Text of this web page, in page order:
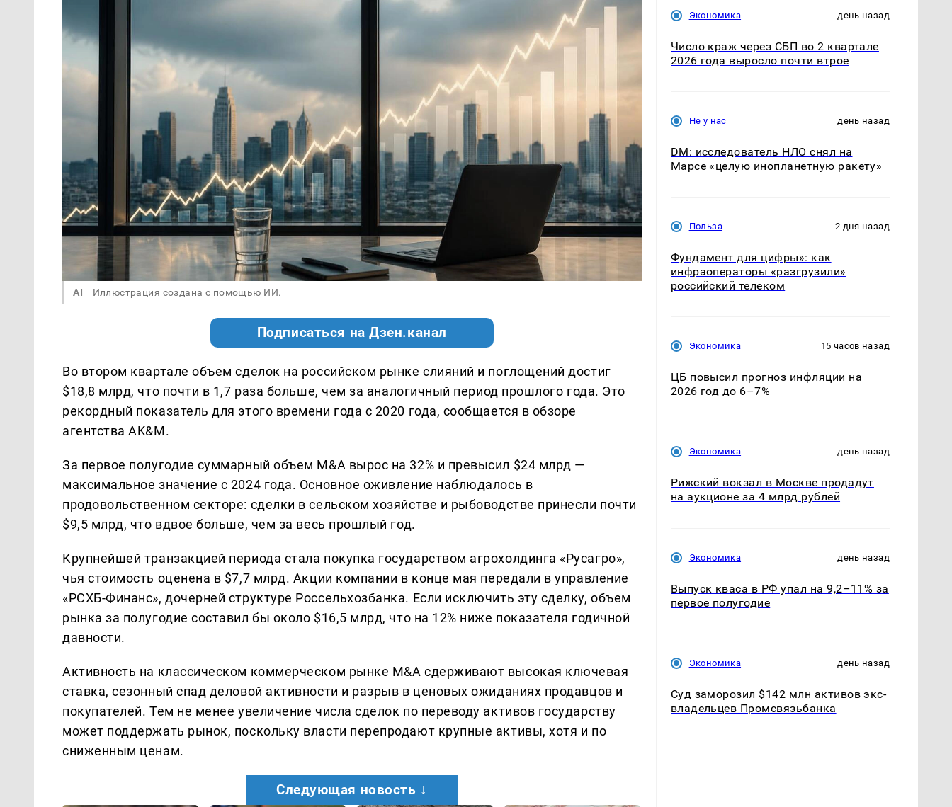
AI Иллюстрация создана с помощью ИИ.
Подписаться на Дзен.канал
Во втором квартале объем сделок на российском рынке слияний и поглощений достиг
$18,8 млрд, что почти в 1,7 раза больше, чем за аналогичный период прошлого года. Это
рекордный показатель для этого времени года с 2020 года, сообщается в обзоре
агентства AK&M.
За первое полугодие суммарный объем M&A вырос на 32% и превысил $24 млрд —
максимальное значение с 2024 года. Основное оживление наблюдалось в
продовольственном секторе: сделки в сельском хозяйстве и рыбоводстве принесли почти
$9,5 млрд, что вдвое больше, чем за весь прошлый год.
Крупнейшей транзакцией периода стала покупка государством агрохолдинга «Русагро»,
чья стоимость оценена в $7,7 млрд. Акции компании в конце мая передали в управление
«РСХБ-Финанс», дочерней структуре Россельхозбанка. Если исключить эту сделку, объем
рынка за полугодие составил бы около $16,5 млрд, что на 12% ниже показателя годичной
давности.
Активность на классическом коммерческом рынке M&A сдерживают высокая ключевая
ставка, сезонный спад деловой активности и разрыв в ценовых ожиданиях продавцов и
покупателей. Тем не менее увеличение числа сделок по переводу активов государству
может поддержать рынок, поскольку власти перепродают крупные активы, хотя и по
сниженным ценам.
Следующая новость ↓
Экономика день назад
Число краж через СБП во 2 квартале
2026 года выросло почти втрое
Не у нас день назад
DM: исследователь НЛО снял на
Марсе «целую инопланетную ракету»
Польза 2 дня назад
Фундамент для цифры»: как
инфраоператоры «разгрузили»
российский телеком
Экономика 15 часов назад
ЦБ повысил прогноз инфляции на
2026 год до 6–7%
Экономика день назад
Рижский вокзал в Москве продадут
на аукционе за 4 млрд рублей
Экономика день назад
Выпуск кваса в РФ упал на 9,2–11% за
первое полугодие
Экономика день назад
Суд заморозил $142 млн активов экс-
владельцев Промсвязьбанка